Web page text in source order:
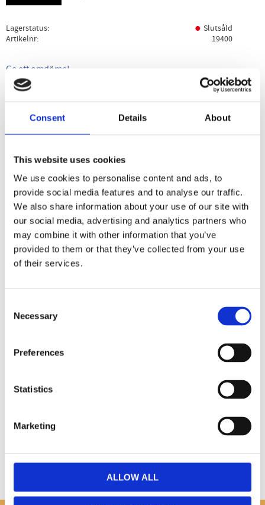
Consent Details About
This website uses cookies
We use cookies to personalise content and ads, to
provide social media features and to analyse our traffic.
We also share information about your use of our site with
our social media, advertising and analytics partners who
may combine it with other information that you’ve
provided to them or that they’ve collected from your use
of their services.
Selection
Necessary
Preferences
Statistics
Marketing
ALLOW ALL
Lagerstatus
Slutsåld
Artikelnr
19400
Ge ett omdöme!
sötningsmedel. Den er en suverän bas till många olika
sorters bakverk, som kakor, våfflor mm
Dela med dig
FacebookTwitterLinkedInPinterest
Bli den första att lämna ett omdöme.